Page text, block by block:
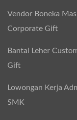
Vendor Boneka
Corporate Gift
Bantal Leher
Gift
Lowongan Kerja
SMK